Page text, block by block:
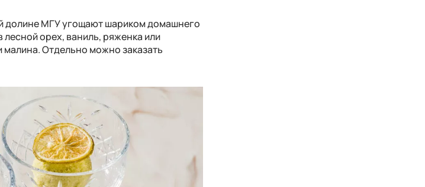
долине МГУ угощают шариком домашнего
орех, ваниль, ряженка или
малина. Отдельно можно заказать